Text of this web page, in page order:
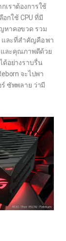
เราต้องการใช้
อกใช้ CPU ที่มี
หาคอขวด รวม
และที่สำคัญคือ พา
และคุณภาพดีด้วย
ด้อย่างราบรื่น
จะไปพา
ร์ ซัพพลาย ว่ามี